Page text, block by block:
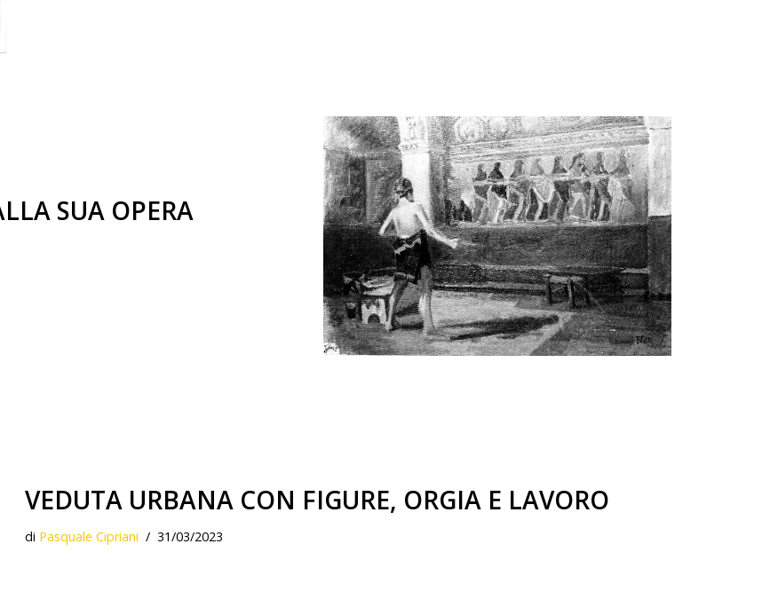
SUA OPERA
VEDUTA URBANA CON FIGURE, ORGIA E LAVORO
di Pasquale Cipriani 31/03/2023